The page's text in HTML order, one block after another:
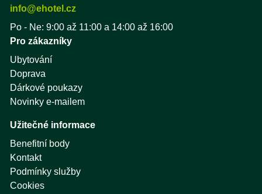
info@ehotel.cz
Po - Ne: 9:00 až 11:00 a 14:00 až 16:00
Pro zákazníky
Ubytování
Doprava
Dárkové poukazy
Novinky e-mailem
Užitečné informace
Benefitní body
Kontakt
Podmínky služby
Cookies